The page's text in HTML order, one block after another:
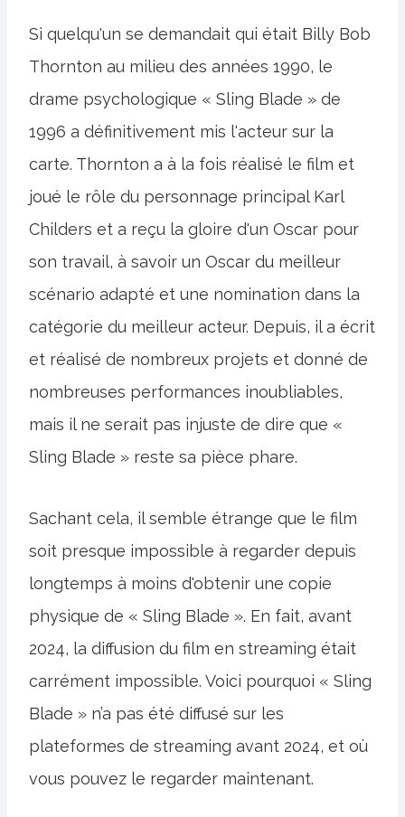
Si quelqu'un se demandait qui était Billy Bob
Thornton au milieu des années 1990, le
drame psychologique « Sling Blade » de
1996 a définitivement mis l'acteur sur la
carte. Thornton a à la fois réalisé le film et
joué le rôle du personnage principal Karl
Childers et a reçu la gloire d'un Oscar pour
son travail, à savoir un Oscar du meilleur
scénario adapté et une nomination dans la
catégorie du meilleur acteur. Depuis, il a écrit
et réalisé de nombreux projets et donné de
nombreuses performances inoubliables,
mais il ne serait pas injuste de dire que «
Sling Blade » reste sa pièce phare.
Sachant cela, il semble étrange que le film
soit presque impossible à regarder depuis
longtemps à moins d'obtenir une copie
physique de « Sling Blade ». En fait, avant
2024, la diffusion du film en streaming était
carrément impossible. Voici pourquoi « Sling
Blade » n’a pas été diffusé sur les
plateformes de streaming avant 2024, et où
vous pouvez le regarder maintenant.